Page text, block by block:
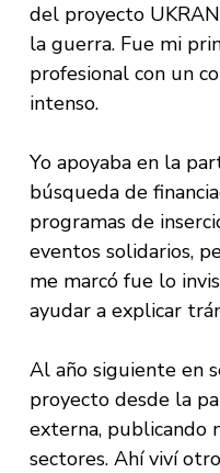
del proyecto
la guerra. Fue mi
profesional con un
intenso.
Yo apoyaba en la
búsqueda de
programas de
eventos solidarios,
me marcó fue lo
ayudar a explicar
Al año siguiente en
proyecto desde la
externa, publicando
sectores. Ahí viví